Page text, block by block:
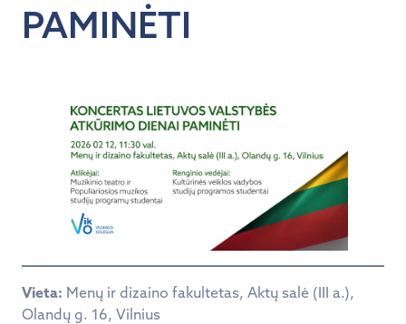
PAMINĖTI
Vieta: Menų ir dizaino fakultetas, Aktų salė (III a.),
Olandų g. 16, Vilnius